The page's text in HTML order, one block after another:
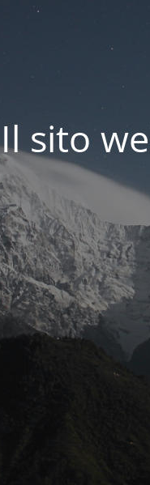
Il sito